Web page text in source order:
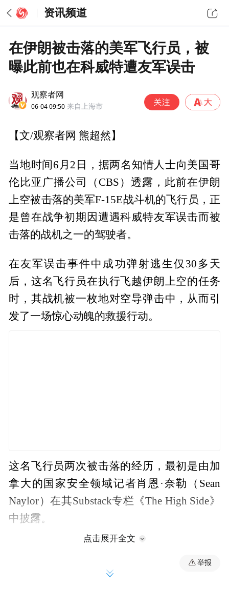
资讯频道
在伊朗被击落的美军飞行员，被
曝此前也在科威特遭友军误击
观察者网
06-04 09:50 来自上海市
【文/观察者网 熊超然】
当地时间6月2日，据两名知情人士向美国哥
伦比亚广播公司（CBS）透露，此前在伊朗
上空被击落的美军F-15E战斗机的飞行员，正
是曾在战争初期因遭遇科威特友军误击而被
击落的战机之一的驾驶者。
在友军误击事件中成功弹射逃生仅30多天
后，这名飞行员在执行飞越伊朗上空的任务
时，其战机被一枚地对空导弹击中，从而引
发了一场惊心动魄的救援行动。
这名飞行员两次被击落的经历，最初是由加
拿大的国家安全领域记者肖恩·奈勒（Sean
Naylor）在其Substack专栏《The High Side》
中披露。
点击展开全文
举报